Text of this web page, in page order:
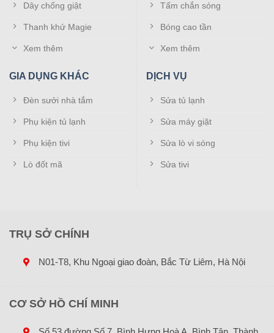
Dây chống giật
Thanh khử Magie
Xem thêm
GIA DỤNG KHÁC
Đèn sưởi nhà tắm
Phụ kiện tủ lạnh
Phụ kiện tivi
Lò đốt mã
Tấm chắn sóng
Bóng cao tần
Xem thêm
DỊCH VỤ
Sửa tủ lạnh
Sửa máy giặt
Sửa lò vi sóng
Sửa tivi
TRỤ SỞ CHÍNH
N01-T8, Khu Ngoại giao đoàn, Bắc Từ Liêm, Hà Nội
CƠ SỞ HỒ CHÍ MINH